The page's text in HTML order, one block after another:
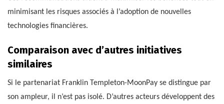
minimisant les risques associés à l’adoption de nouvelles
technologies financières.
Comparaison avec d’autres initiatives
similaires
Si le partenariat Franklin Templeton-MoonPay se distingue par
son ampleur, il n’est pas isolé. D’autres acteurs développent des